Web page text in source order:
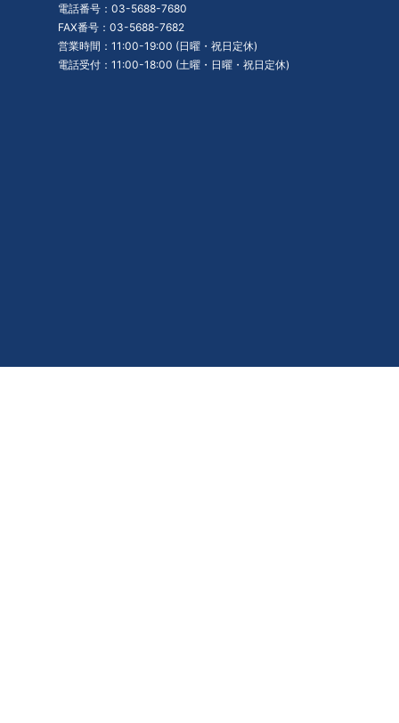
電話番号：03-5688-7680
FAX番号：03-5688-7682
営業時間：11:00-19:00 (日曜・祝日定休)
電話受付：11:00-18:00 (土曜・日曜・祝日定休)